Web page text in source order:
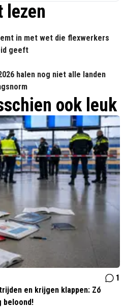
lezen
in met wet die flexwerkers
geeft
halen nog niet alle landen
ook leuk
1
en krijgen klappen: Zó
beloond!